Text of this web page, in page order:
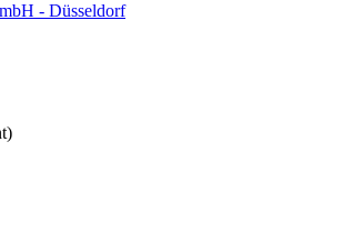
- Düsseldorf